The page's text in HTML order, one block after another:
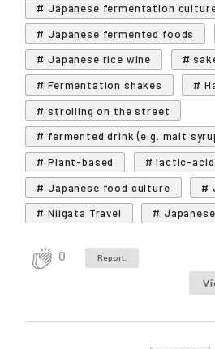
# Japanese fermentation
# Japanese fermented foods
# Japanese rice wine
#
# Fermentation shakes
#
# strolling on the street
# fermented drink (e.g. malt
# Plant-based
# lactic-
# Japanese food culture
#
# Niigata Travel
#
0 Report.